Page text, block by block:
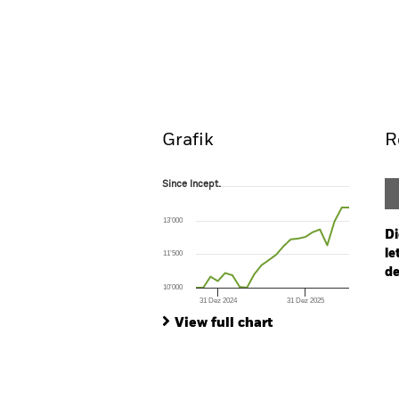
Grafik
Since Incept.
The chart has 1 X axis displaying Time.
The chart has 1 Y axis displaying values.
Since Incept.
31 Dez 2024 31 Dez 2025
10’000
11’500
13’000
View full chart